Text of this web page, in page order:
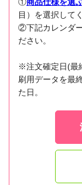
目）を選択して
②下記カレンダ
ださい。
※注文確定日(最
刷用データを最
た日。